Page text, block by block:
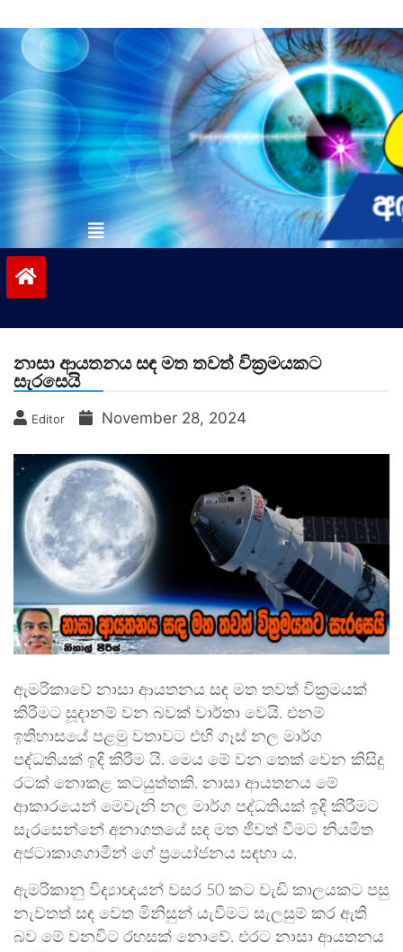
to
contentvinivida.lk
නාසා ආයතනය සඳ මත තවත් වික්‍රමයකට
සැරසෙයි
Editor November 28, 2024
ඇමරිකාවේ නාසා ආයතනය සඳ මත තවත් වික්‍රමයක්
කිරීමට සූදානම් වන බවක් වාර්තා වෙයි. එනම්
ඉතිහාසයේ පළමු වතාවට එහි ගෑස් නල මාර්ග
පද්ධතියක් ඉදි කිරීම යි. මෙය මේ වන තෙක් වෙන කිසිදු
රටක් නොකළ කටයුත්තකි. නාසා ආයතනය මේ
ආකාරයෙන් මෙවැනි නල මාර්ග පද්ධතියක් ඉදි කිරීමට
සැරසෙන්නේ අනාගතයේ සඳ මත ජීවත් වීමට නියමිත
අජටාකාශගාමීන් ගේ ප්‍රයෝජනය සඳහා ය.
ඇමරිකානු විද්‍යාඥයන් වසර 50 කට වැඩි කාලයකට පසු
නැවතත් සඳ වෙත මිනිසුන් යැවීමට සැලසුම් කර ඇති
බව මේ වනවිට රහසක් නොවේ. එරට නාසා ආයතනය